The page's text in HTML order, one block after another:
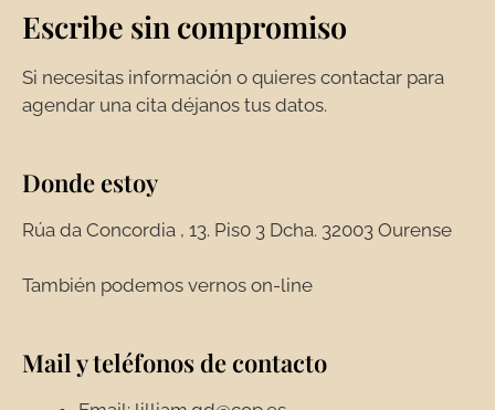
Escribe sin compromiso
Si necesitas información o quieres contactar para
agendar una cita déjanos tus datos.
Donde estoy
Rúa da Concordia , 13. Pis0 3 Dcha. 32003 Ourense
También podemos vernos on-line
Mail y teléfonos de contacto